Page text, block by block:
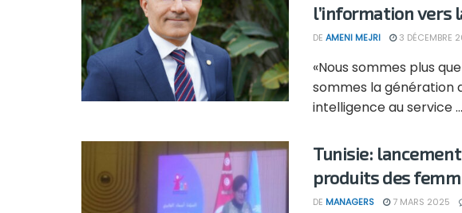
l’information vers
DE AMENI MEJRI 3 DÉCEMBRE
«Nous sommes plus
sommes la génération
intelligence au service ...
Tunisie:
produits des
DE MANAGERS 7 MARS 2025